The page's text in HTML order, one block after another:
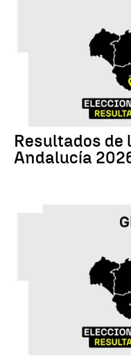
Resultados de
Andalucía